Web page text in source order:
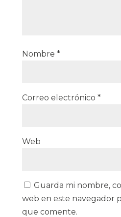
Nombre *
Correo electrónico *
Web
Guarda mi nombre,
web en este navegador
que comente.